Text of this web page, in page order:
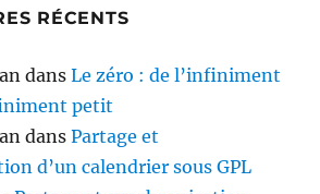
RÉCENTS
dansLe zéro : de l’infiniment
petit
dansPartage et
d’un calendrier sous GPL